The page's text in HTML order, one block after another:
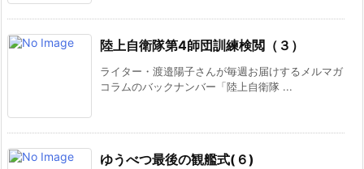
陸上自衛隊第4師団訓練検閲（３）
ライター・渡邉陽子さんが毎週お届けするメルマガ
コラムのバックナンバー「陸上自衛隊 ...
ゆうべつ最後の観艦式(６)